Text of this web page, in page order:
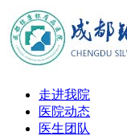
走进我院
医院动态
医生团队